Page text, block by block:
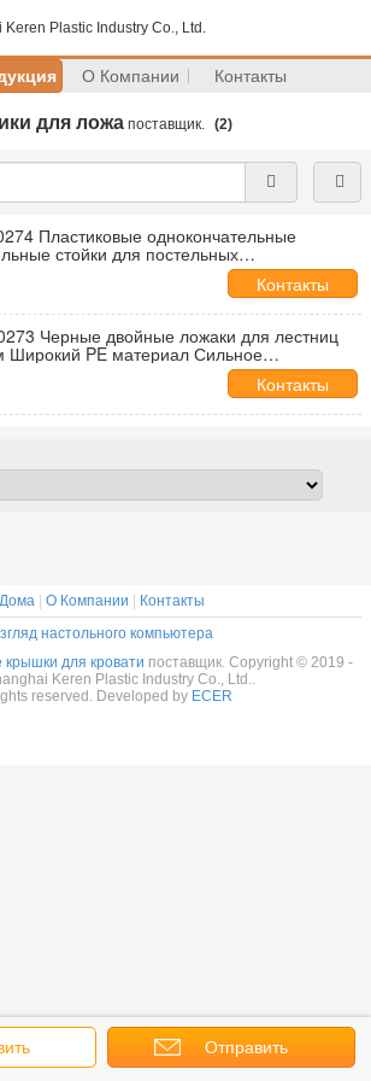
Keren Plastic Industry Co., Ltd.
О Компании Контакты
для ложа поставщик. (2)
Пластиковые однокончательные
стойки для постельных
для защиты от износа
Контакты
Черные двойные ложаки для лестниц
Широкий PE материал Сильное
Контакты
Отправить
Дома| О Компании
Контакты
настольного компьютера
крышки для кровати поставщик. Copyright © 2019 -
Keren Plastic Industry Co., Ltd..
reserved. Developed by ECER